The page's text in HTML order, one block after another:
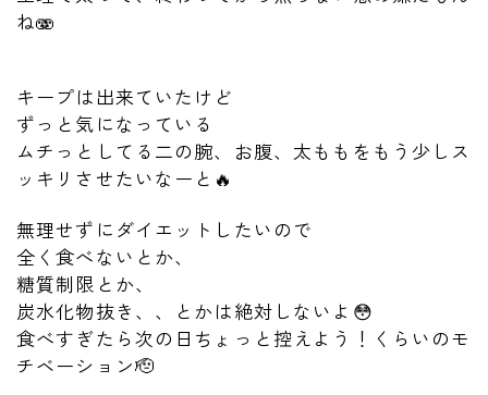
ね🫨
キープは出来ていたけど
ずっと気になっている
ムチっとしてる二の腕、お腹、太ももをもう少しス
ッキリさせたいなーと🔥
無理せずにダイエットしたいので
全く食べないとか、
糖質制限とか、
炭水化物抜き、、とかは絶対しないよ😳
食べすぎたら次の日ちょっと控えよう！くらいのモ
チベーション🫡